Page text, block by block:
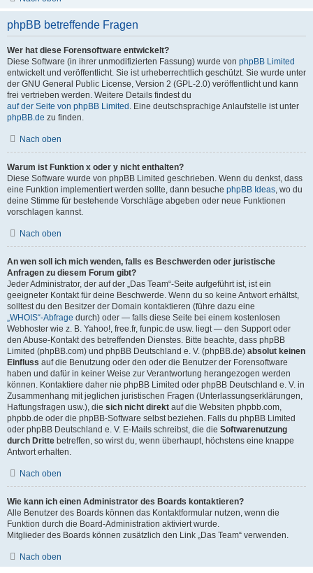
phpBB betreffende Fragen
Wer hat diese Forensoftware entwickelt?
Diese Software (in ihrer unmodifizierten Fassung) wurde von phpBB Limited
entwickelt und veröffentlicht. Sie ist urheberrechtlich geschützt. Sie wurde unter
der GNU General Public License, Version 2 (GPL-2.0) veröffentlicht und kann
frei vertrieben werden. Weitere Details findest du
auf der Seite von phpBB Limited . Eine deutschsprachige Anlaufstelle ist unter
phpBB.de zu finden.
Nach oben
Warum ist Funktion x oder y nicht enthalten?
Diese Software wurde von phpBB Limited geschrieben. Wenn du denkst, dass
eine Funktion implementiert werden sollte, dann besuche phpBB Ideas, wo du
deine Stimme für bestehende Vorschläge abgeben oder neue Funktionen
vorschlagen kannst.
Nach oben
An wen soll ich mich wenden, falls es Beschwerden oder juristische
Anfragen zu diesem Forum gibt?
Jeder Administrator, der auf der „Das Team“-Seite aufgeführt ist, ist ein
geeigneter Kontakt für deine Beschwerde. Wenn du so keine Antwort erhältst,
solltest du den Besitzer der Domain kontaktieren (führe dazu eine
„WHOIS“-Abfrage durch) oder — falls diese Seite bei einem kostenlosen
Webhoster wie z. B. Yahoo!, free.fr, funpic.de usw. liegt — den Support oder
den Abuse-Kontakt des betreffenden Dienstes. Bitte beachte, dass phpBB
Limited (phpBB.com) und phpBB Deutschland e. V. (phpBB.de) absolut keinen
Einfluss auf die Benutzung oder den oder die Benutzer der Forensoftware
haben und dafür in keiner Weise zur Verantwortung herangezogen werden
können. Kontaktiere daher nie phpBB Limited oder phpBB Deutschland e. V. in
Zusammenhang mit jeglichen juristischen Fragen (Unterlassungserklärungen,
Haftungsfragen usw.), die sich nicht direkt auf die Websiten phpbb.com,
phpbb.de oder die phpBB-Software selbst beziehen. Falls du phpBB Limited
oder phpBB Deutschland e. V. E-Mails schreibst, die die Softwarenutzung
durch Dritte betreffen, so wirst du, wenn überhaupt, höchstens eine knappe
Antwort erhalten.
Nach oben
Wie kann ich einen Administrator des Boards kontaktieren?
Alle Benutzer des Boards können das Kontaktformular nutzen, wenn die
Funktion durch die Board-Administration aktiviert wurde.
Mitglieder des Boards können zusätzlich den Link „Das Team“ verwenden.
Nach oben